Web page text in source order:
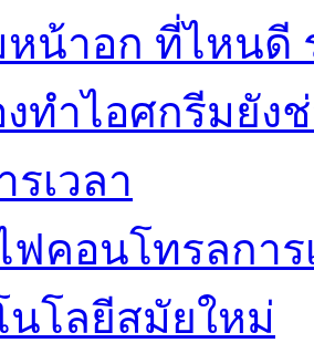
หน้าอก ที่ไหนดี
งทำไอศกรีมยัง
รเวลา
ฟคอนโทรลกา
นโลยีสมัยใหม่